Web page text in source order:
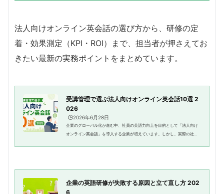
法人向けオンライン英会話の選び方から、研修の定
着・効果測定（KPI・ROI）まで、担当者が押さえてお
きたい最新の実務ポイントをまとめています。
受講管理で選ぶ法人向けオンライン英会話10選 2
026
🕒️2026年6月28日
企業のグローバル化が進む中、社員の英語力向上を目的として「法人向け
オンライン英会話」を導入する企業が増えています。しかし、実際の社員
企業の英語研修が失敗する原因と立て直し方 202
6